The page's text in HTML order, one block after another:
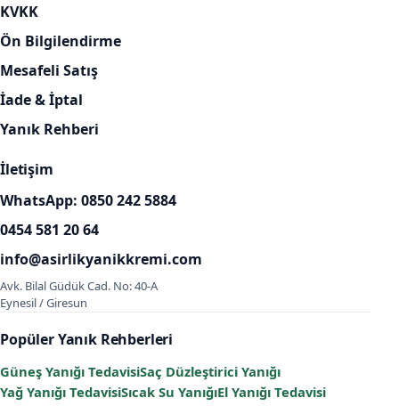
KVKK
Ön Bilgilendirme
Mesafeli Satış
İade & İptal
Yanık Rehberi
İletişim
WhatsApp: 0850 242 5884
0454 581 20 64
info@asirlikyanikkremi.com
Avk. Bilal Güdük Cad. No: 40-A
Eynesil / Giresun
Popüler Yanık Rehberleri
Güneş Yanığı TedavisiSaç Düzleştirici Yanığı
Yağ Yanığı TedavisiSıcak Su YanığıEl Yanığı Tedavisi